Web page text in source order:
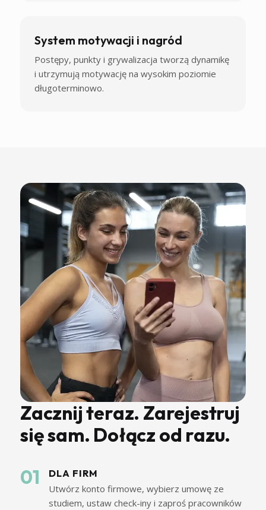
System motywacji i nagród
Postępy, punkty i grywalizacja tworzą dynamikę
i utrzymują motywację na wysokim poziomie
długoterminowo.
Zacznij teraz. Zarejestruj
się sam. Dołącz od razu.
01
DLA FIRM
Utwórz konto firmowe, wybierz umowę ze
studiem, ustaw check-iny i zaproś pracowników